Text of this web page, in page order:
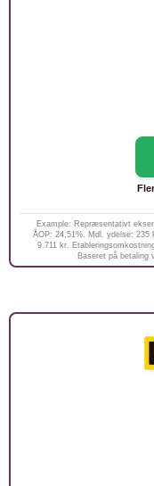
Example: Repræsentativt
ÅOP: 24,51%. Mdl. ydelse: 235
9.711 kr.
Baseret på betaling